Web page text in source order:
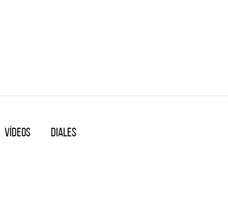
Vídeos Diales